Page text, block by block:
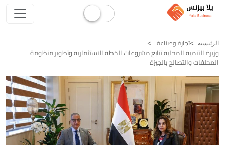
الرئيسيه تجارة وصناعة
وزيرة التنمية المحلية تتابع مشروعات الخطة الاستثمارية وتطوير منظومة
المخلفات والتصالح بالجيزة